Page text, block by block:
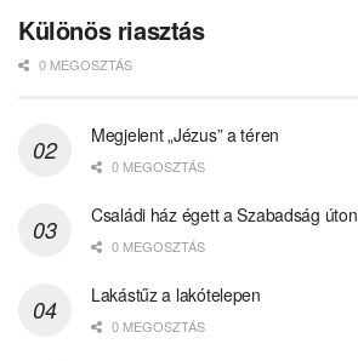
Különös riasztás
0 MEGOSZTÁS
Megjelent „Jézus” a téren
0 MEGOSZTÁS
Családi ház égett a Szabadság úton
0 MEGOSZTÁS
Lakástűz a lakótelepen
0 MEGOSZTÁS